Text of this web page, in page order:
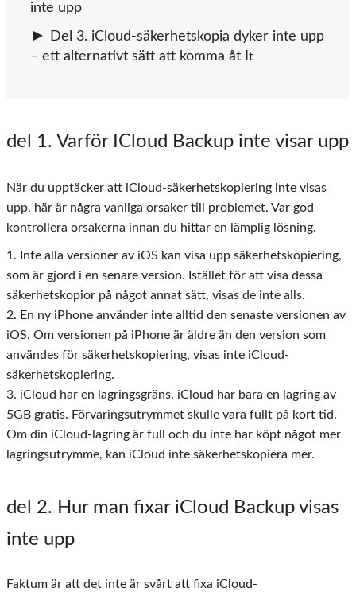
inte upp
Del 3. iCloud-säkerhetskopia dyker inte upp
– ett alternativt sätt att komma åt I t
del 1. Varför ICloud Backup inte visar upp
När du upptäcker att iCloud-säkerhetskopiering inte visas
upp, här är några vanliga orsaker till problemet. Var god
kontrollera orsakerna innan du hittar en lämplig lösning.
1. Inte alla versioner av iOS kan visa upp säkerhetskopiering,
som är gjord i en senare version. Istället för att visa dessa
säkerhetskopior på något annat sätt, visas de inte alls.
2. En ny iPhone använder inte alltid den senaste versionen av
iOS. Om versionen på iPhone är äldre än den version som
användes för säkerhetskopiering, visas inte iCloud-
säkerhetskopiering.
3. iCloud har en lagringsgräns. iCloud har bara en lagring av
5GB gratis. Förvaringsutrymmet skulle vara fullt på kort tid.
Om din iCloud-lagring är full och du inte har köpt något mer
lagringsutrymme, kan iCloud inte säkerhetskopiera mer.
del 2. Hur man fixar iCloud Backup visas
inte upp
Faktum är att det inte är svårt att fixa iCloud-